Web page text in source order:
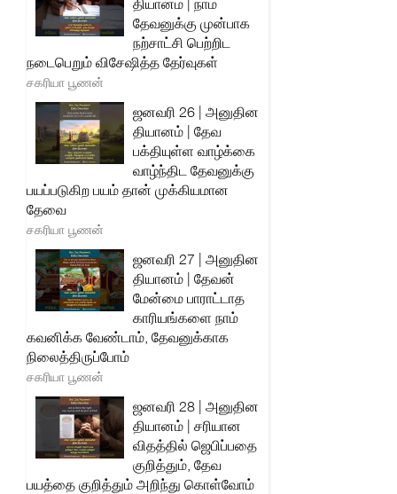
தியானம் | நாம்
தேவனுக்கு முன்பாக
நற்சாட்சி பெற்றிட
நடைபெறும் விசேஷித்த தேர்வுகள்
சகரியா பூணன்
ஜனவரி 26 | அனுதின
தியானம் | தேவ
பக்தியுள்ள வாழ்க்கை
வாழ்ந்திட தேவனுக்கு
பயப்படுகிற பயம் தான் முக்கியமான
தேவை
சகரியா பூணன்
ஜனவரி 27 | அனுதின
தியானம் | தேவன்
மேன்மை பாராட்டாத
காரியங்களை நாம்
கவனிக்க வேண்டாம், தேவனுக்காக
நிலைத்திருப்போம்
சகரியா பூணன்
ஜனவரி 28 | அனுதின
தியானம் | சரியான
விதத்தில் ஜெபிப்பதை
குறித்தும், தேவ
பயத்தை குறித்தும் அறிந்து கொள்வோம்